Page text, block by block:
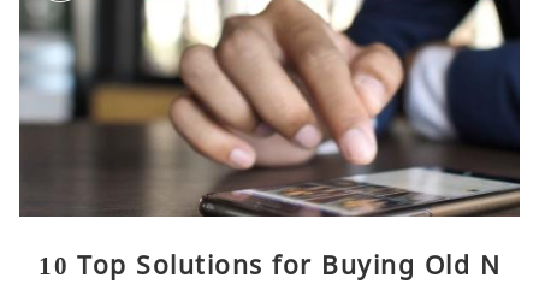
10 Top Solutions for Buying Old N